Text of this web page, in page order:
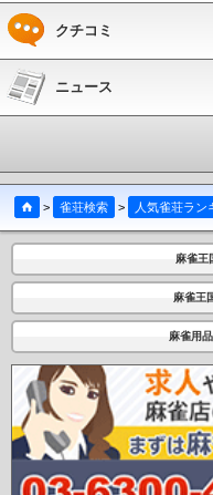
クチコミ
ニュース
> 雀荘検索 > 人気雀荘ラン
麻雀王
麻雀王
麻雀用